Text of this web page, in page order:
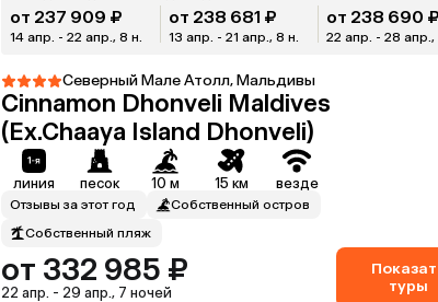
от 237 909 ₽
14 апр. - 22 апр., 8 н.
от 238 681 ₽
13 апр. - 21 апр., 8 н.
от 238 690
22 апр. - 28 апр.,
Северный Мале Атолл, Мальдивы
Cinnamon Dhonveli Maldives
(Ex.Chaaya Island Dhonveli)
линия песок 10 м 15 км везде
Отзывы за этот год
Собственный остров
Собственный пляж
от 332 985 ₽
22 апр. - 29 апр., 7 ночей
туры